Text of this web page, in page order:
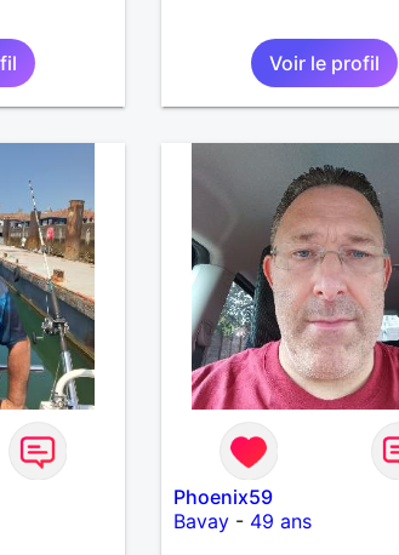
Voir le profil
Phoenix59
Bavay - 49 ans